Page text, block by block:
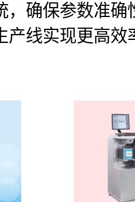
，确保参数准确
产线实现更高效